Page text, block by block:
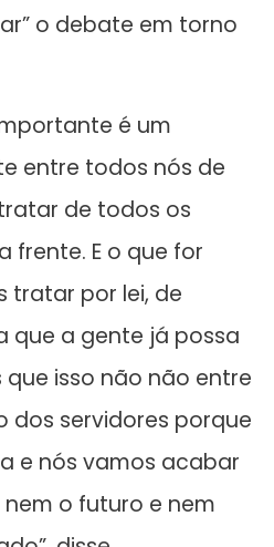
o debate em torno
é um
entre todos nós de
de todos os
frente. E o que for
tratar por lei, de
que a gente já possa
isso não não entre
dos servidores porque
e nós vamos acabar
o futuro e nem